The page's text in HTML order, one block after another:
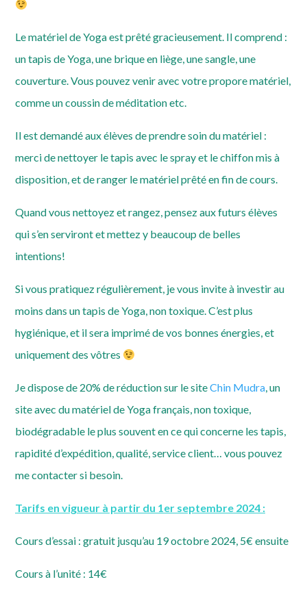
Le matériel de Yoga est prêté gracieusement. Il comprend :
un tapis de Yoga, une brique en liège, une sangle, une
couverture. Vous pouvez venir avec votre propore matériel,
comme un coussin de méditation etc.
Il est demandé aux élèves de prendre soin du matériel :
merci de nettoyer le tapis avec le spray et le chiffon mis à
disposition, et de ranger le matériel prêté en fin de cours.
Quand vous nettoyez et rangez, pensez aux futurs élèves
qui s’en serviront et mettez y beaucoup de belles
intentions!
Si vous pratiquez régulièrement, je vous invite à investir au
moins dans un tapis de Yoga, non toxique. C’est plus
hygiénique, et il sera imprimé de vos bonnes énergies, et
uniquement des vôtres
Je dispose de 20% de réduction sur le siteChin Mudra, un
site avec du matériel de Yoga français, non toxique,
biodégradable le plus souvent en ce qui concerne les tapis,
rapidité d’expédition, qualité, service client… vous pouvez
me contacter si besoin.
Tarifs en vigueur à partir du 1er septembre 2024 :
Cours d’essai : gratuit jusqu’au 19 octobre 2024, 5€ ensuite
Cours à l’unité : 14€